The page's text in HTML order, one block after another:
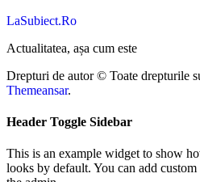
LaSubiect.Ro
Actualitatea, așa cum este
Drepturi de autor © Toate drepturile
Themeansar.
Header Toggle Sidebar
This is an example widget to show
looks by default. You can add